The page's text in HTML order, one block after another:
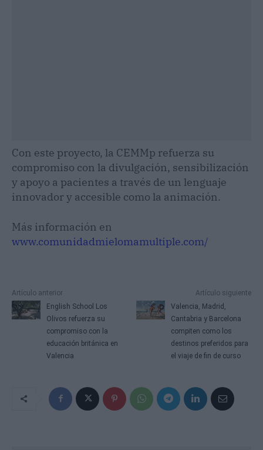
Con este proyecto, la CEMMp refuerza su
compromiso con la divulgación, sensibilización
y apoyo a pacientes a través de un lenguaje
innovador y accesible como la animación.
Más información en
www.comunidadmielomamultiple.com/
Artículo anterior
English School Los
Olivos refuerza su
compromiso con la
educación británica en
Valencia
Artículo siguiente
Valencia, Madrid,
Cantabria y Barcelona
compiten como los
destinos preferidos para
el viaje de fin de curso